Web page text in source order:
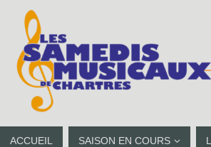
ACCUEIL SAISON EN COURS